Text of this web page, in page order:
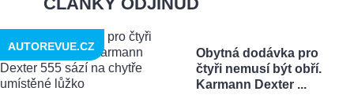
Obytná dodávka pro
čtyři nemusí být obří.
Karmann Dexter ...
AUTOREVUE.CZ